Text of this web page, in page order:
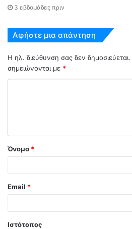
3 εβδομάδες πριν
Αφήστε μια απάντηση
Η ηλ. διεύθυνση σας δεν δημοσιεύεται.
σημειώνονται με *
Όνομα *
Email *
Ιστότοπος